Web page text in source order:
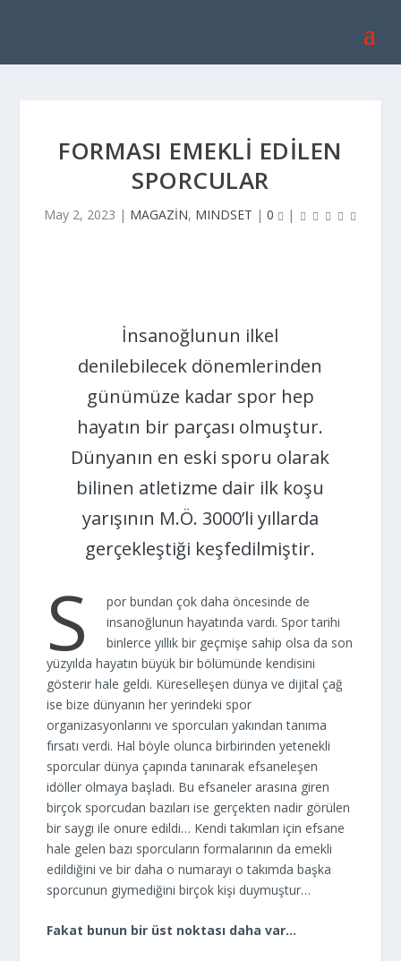
FORMASI EMEKLI EDILEN
SPORCULAR
May 2, 2023 | MAGAZİN, MINDSET | 0 |
İnsanoğlunun ilkel
denilebilecek dönemlerinden
günümüze kadar spor hep
hayatın bir parçası olmuştur.
Dünyanın en eski sporu olarak
bilinen atletizme dair ilk koşu
yarışının M.Ö. 3000’li yıllarda
gerçekleştiği keşfedilmiştir.
S
por bundan çok daha öncesinde de
insanoğlunun hayatında vardı. Spor tarihi
binlerce yıllık bir geçmişe sahip olsa da son
yüzyılda hayatın büyük bir bölümünde kendisini
gösterir hale geldi. Küreselleşen dünya ve dijital çağ
ise bize dünyanın her yerindeki spor
organizasyonlarını ve sporcuları yakından tanıma
fırsatı verdi. Hal böyle olunca birbirinden yetenekli
sporcular dünya çapında tanınarak efsaneleşen
idöller olmaya başladı. Bu efsaneler arasına giren
birçok sporcudan bazıları ise gerçekten nadir görülen
bir saygı ile onure edildi… Kendi takımları için efsane
hale gelen bazı sporcuların formalarının da emekli
edildiğini ve bir daha o numarayı o takımda başka
sporcunun giymediğini birçok kişi duymuştur…
Fakat bunun bir üst noktası daha var…